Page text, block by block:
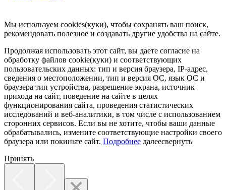
Мы используем cookies(куки), чтобы сохранять ваш поиск,
рекомендовать полезное и создавать другие удобства на сайте.
Продолжая использовать этот сайт, вы даете согласие на
обработку файлов cookie(куки) и соответствующих
пользовательских данных: тип и версия браузера, IP-адрес,
сведения о местоположении, тип и версия ОС, язык ОС и
браузера тип устройства, разрешение экрана, источник
прихода на сайт, поведение на сайте в целях
функционирования сайта, проведения статистических
исследований и веб-аналитики, в том числе с использованием
сторонних сервисов. Если вы не хотите, чтобы ваши данные
обрабатывались, измените соответствующие настройки своего
браузера или покиньте сайт. Подробнее далеесвернуть
Принять